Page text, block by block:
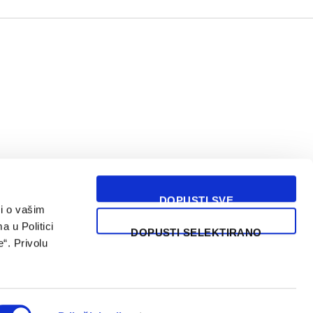
o vašim
u Politici
Privolu
DOPUSTI SVE
DOPUSTI SELEKTIRANO